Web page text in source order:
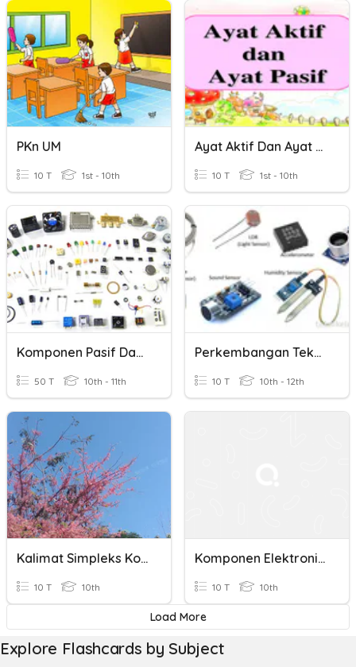
PKn UM
10 T 1st - 10th
Ayat Aktif Dan Ayat Pasif
10 T 1st - 10th
Komponen Pasif Dan Aktif Elektronika
50 T 10th - 11th
Perkembangan Teknologi Pada Sistem Sensor
10 T 10th - 12th
Kalimat Simpleks Kompleka Aktif Pasif
10 T 10th
Komponen Elektronika Dasar Aktif Dan Pasif
10 T 10th
Load More
Explore Flashcards by Subject